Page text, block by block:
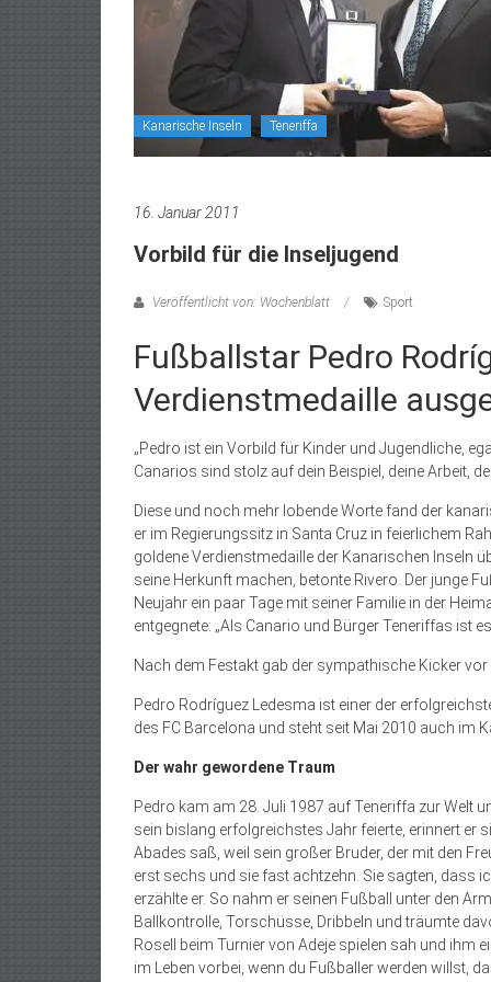
Kanarische Inseln Teneriffa
16. Januar 2011
Vorbild für die Inseljugend
Veröffentlicht von: Wochenblatt Sport
Fußballstar Pedro
Verdienstmedaille
„Pedro ist ein Vorbild für Kinder und Jugendliche,
Canarios sind stolz auf dein Beispiel, deine Arbeit,
Diese und noch mehr lobende Worte fand der
er im Regierungssitz in Santa Cruz in feierlichem
goldene Verdienstmedaille der Kanarischen Inseln
seine Herkunft machen, betonte Rivero. Der junge
Neujahr ein paar Tage mit seiner Familie in der
entgegnete: „Als Canario und Bürger Teneriffas ist
Nach dem Festakt gab der sympathische Kicker
Pedro Rodríguez Ledesma ist einer der
des FC Barcelona und steht seit Mai 2010 auch im
Der wahr gewordene Traum
Pedro kam am 28. Juli 1987 auf Teneriffa zur Welt
sein bislang erfolgreichstes Jahr feierte, erinnert er
Abades saß, weil sein großer Bruder, der mit den
erst sechs und sie fast achtzehn. Sie sagten, dass
erzählte er. So nahm er seinen Fußball unter den
Ballkontrolle, Torschüsse, Dribbeln und träumte
Rosell beim Turnier von Adeje spielen sah und ihm
im Leben vorbei, wenn du Fußballer werden willst,